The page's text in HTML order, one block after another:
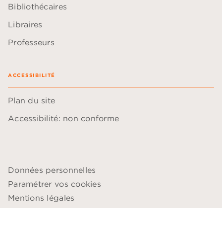
Bibliothécaires
Libraires
Professeurs
ACCESSIBILITÉ
Plan du site
Accessibilité: non conforme
Données personnelles
Paramétrer vos cookies
Mentions légales